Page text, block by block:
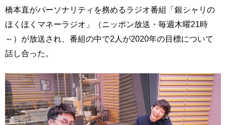
橋本直がパーソナリティを務めるラジオ番組「銀シャリの
ほくほくマネーラジオ」（ニッポン放送・毎週木曜21時
～）が放送され、番組の中で2人が2020年の目標について
話し合った。